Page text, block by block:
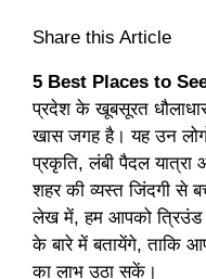
Share this Article
5 Best Places to
प्रदेश के खूबसूरत
खास जगह है। यह उन
प्रकृति, लंबी पैदल यात्रा
शहर की व्यस्त जिंदगी से
लेख में, हम आपको त्रिउंड
के बारे में बतायेंगे, ताकि
का लाभ उठा सकें।